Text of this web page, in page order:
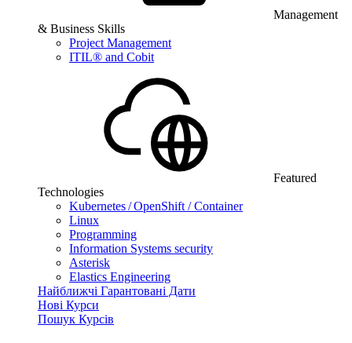
Management
& Business Skills
Project Management
ITIL® and Cobit
Featured
Technologies
Kubernetes / OpenShift / Container
Linux
Programming
Information Systems security
Asterisk
Elastics Engineering
Найближчі Гарантовані Дати
Нові Курси
Пошук Курсів